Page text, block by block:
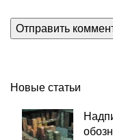
Новые статьи